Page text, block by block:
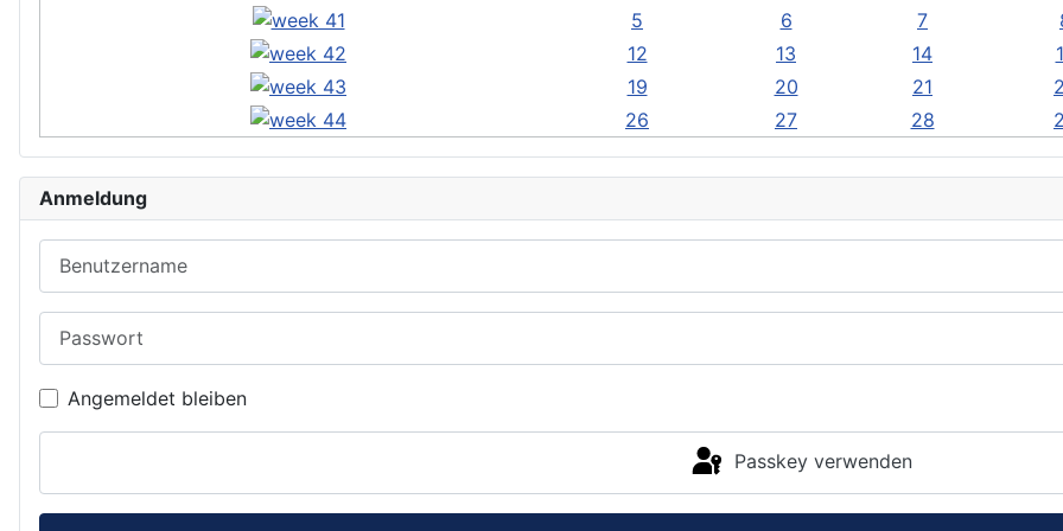
5
6 7
12
13 14
19
20 21
26
27 28
Anmeldung
Angemeldet bleiben
Passkey verwenden